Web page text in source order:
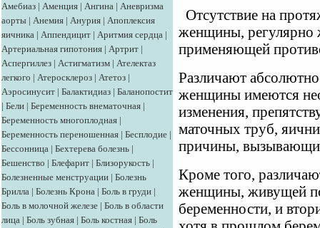
Амебиаз | Аменция | Ангина | Аневризма
аорты | Анемия | Анурия | Апоплексия
яичника | Аппендицит | Аритмия сердца |
Артериальная гипотония | Артрит |
Аспергиллез | Астигматизм | Ателектаз
легкого | Атеросклероз | Атетоз |
Аэросинусит | Балактидиаз | Баланопостит
| Бели | Беременность внематочная |
Беременность многоплодная |
Беременность переношенная | Бесплодие |
Бессонница | Бехтерева болезнь |
Бешенство | Блефарит | Близорукость |
Болезненные менструации | Болезнь
Брилла | Болезнь Крона | Боль в груди |
Боль в молочной железе | Боль в области
лица | Боль зубная | Боль костная | Боль
Отсутствие на
женщины, регулярно
применяющей
Различают
женщины имеются
изменения,
маточных труб,
причины,
Кроме того,
женщины, живущей
беременности, и